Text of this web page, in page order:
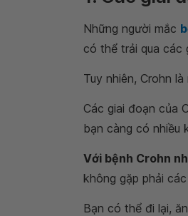
Những người mắc
có thể trải qua các
Tuy nhiên, Crohn
Các giai đoạn của
bạn càng có nhiều
Với bệnh Crohn
không gặp phải
Bạn có thể đi lại,